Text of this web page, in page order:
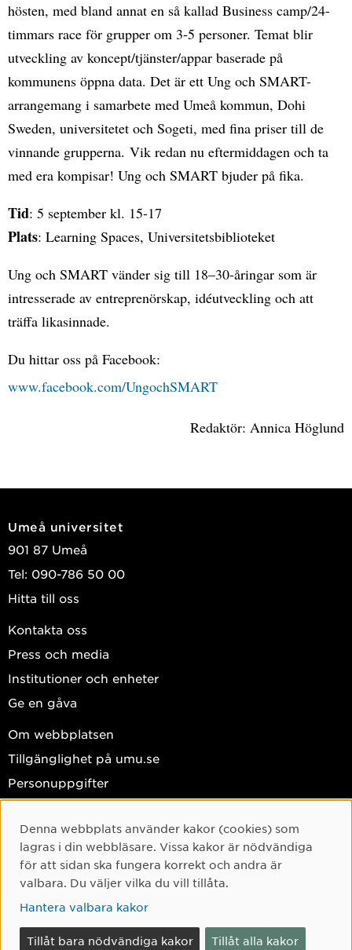
hösten, med bland annat en så kallad Business camp/24-
timmars race för grupper om 3-5 personer. Temat blir
utveckling av koncept/tjänster/appar baserade på
kommunens öppna data. Det är ett Ung och SMART-
arrangemang i samarbete med Umeå kommun, Dohi
Sweden, universitetet och Sogeti, med fina priser till de
vinnande grupperna. Vik redan nu eftermiddagen och ta
med era kompisar! Ung och SMART bjuder på fika.
Tid: 5 september kl. 15-17
Plats: Learning Spaces, Universitetsbiblioteket
Ung och SMART vänder sig till 18–30-åringar som är
intresserade av entreprenörskap, idéutveckling och att
träffa likasinnade.
Du hittar oss på Facebook:
www.facebook.com/UngochSMART
Redaktör: Annica Höglund
Umeå universitet
901 87 Umeå
Tel: 090-786 50 00
Hitta till oss
Kontakta oss
Press och media
Institutioner och enheter
Ge en gåva
Om webbplatsen
Tillgänglighet på umu.se
Personuppgifter
Facebook
Instagram
TikTok
Youtube
LinkedIn
Cookie-samtycke
Denna webbplats använder kakor (cookies) som
lagras i din webbläsare. Vissa kakor är nödvändiga
för att sidan ska fungera korrekt och andra är
valbara. Du väljer vilka du vill tillåta.
Hantera valbara kakor
Tillåt bara nödvändiga kakor Tillåt alla kakor